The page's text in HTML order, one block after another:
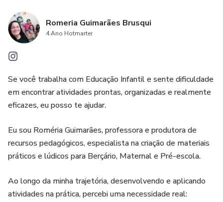
Romeria Guimarães Brusqui
4 Ano Hotmarter
Se você trabalha com Educação Infantil e sente dificuldade
em encontrar atividades prontas, organizadas e realmente
eficazes, eu posso te ajudar.
Eu sou Roméria Guimarães, professora e produtora de
recursos pedagógicos, especialista na criação de materiais
práticos e lúdicos para Berçário, Maternal e Pré-escola.
Ao longo da minha trajetória, desenvolvendo e aplicando
atividades na prática, percebi uma necessidade real: